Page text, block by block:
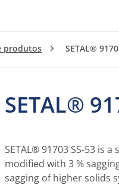
produtos SETAL®
SETAL®
SETAL® 91703 SS-53 is
modified with 3 %
sagging of higher solids